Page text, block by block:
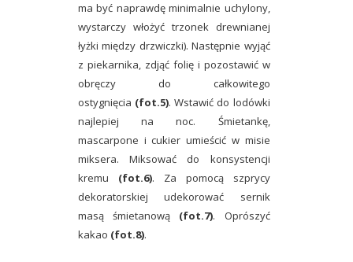
ma być naprawdę minimalnie uchylony,
wystarczy włożyć trzonek drewnianej
łyżki między drzwiczki). Następnie wyjąć
z piekarnika, zdjąć folię i pozostawić w
obręczy do całkowitego
ostygnięcia (fot.5). Wstawić do lodówki
najlepiej na noc. Śmietankę,
mascarpone i cukier umieścić w misie
miksera. Miksować do konsystencji
kremu (fot.6). Za pomocą szprycy
dekoratorskiej udekorować sernik
masą śmietanową (fot.7). Oprószyć
kakao (fot.8).